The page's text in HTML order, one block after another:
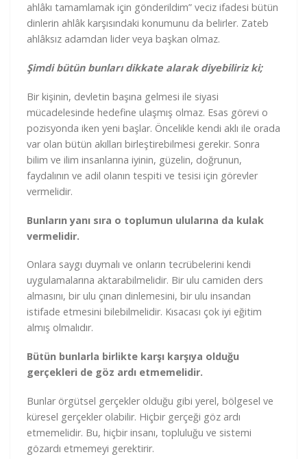
ahlâkı tamamlamak için gönderildim” veciz ifadesi bütün
dinlerin ahlâk karşısındaki konumunu da belirler. Zateb
ahlâksız adamdan lider veya başkan olmaz.
Şimdi bütün bunları dikkate alarak diyebiliriz ki;
Bir kişinin, devletin başına gelmesi ile siyasi
mücadelesinde hedefine ulaşmış olmaz. Esas görevi o
pozisyonda iken yeni başlar. Öncelikle kendi aklı ile orada
var olan bütün akılları birleştirebilmesi gerekir. Sonra
bilim ve ilim insanlarına iyinin, güzelin, doğrunun,
faydalının ve adil olanın tespiti ve tesisi için görevler
vermelidir.
Bunların yanı sıra o toplumun ulularına da kulak
vermelidir.
Onlara saygı duymalı ve onların tecrübelerini kendi
uygulamalarına aktarabilmelidir. Bir ulu camiden ders
almasını, bir ulu çınarı dinlemesini, bir ulu insandan
istifade etmesini bilebilmelidir. Kısacası çok iyi eğitim
almış olmalıdır.
Bütün bunlarla birlikte karşı karşıya olduğu
gerçekleri de göz ardı etmemelidir.
Bunlar örgütsel gerçekler olduğu gibi yerel, bölgesel ve
küresel gerçekler olabilir. Hiçbir gerçeği göz ardı
etmemelidir. Bu, hiçbir insanı, topluluğu ve sistemi
gözardı etmemeyi gerektirir.